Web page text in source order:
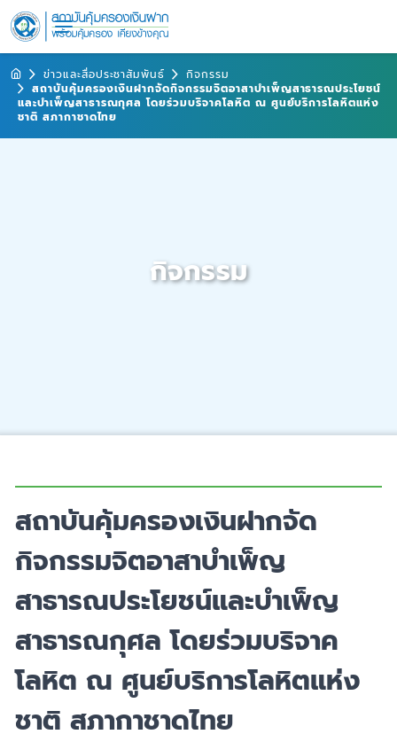
ข่าวและสื่อประชาสัมพันธ์
กิจกรรม
สถาบันคุ้มครองเงินฝากจัดกิจกรรมจิตอาสาบำเพ็ญสาธารณประโยชน์
และบำเพ็ญสาธารณกุศล โดยร่วมบริจาคโลหิต ณ ศูนย์บริการโลหิตแห่ง
ชาติ สภากาชาดไทย
กิจกรรม
สถาบันคุ้มครองเงินฝากจัด
กิจกรรมจิตอาสาบำเพ็ญ
สาธารณประโยชน์และบำเพ็ญ
สาธารณกุศล โดยร่วมบริจาค
โลหิต ณ ศูนย์บริการโลหิตแห่ง
ชาติ สภากาชาดไทย